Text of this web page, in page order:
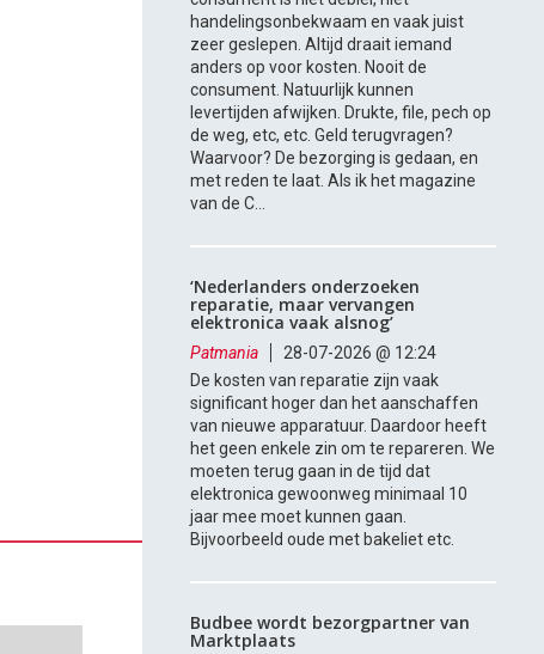
handelingsonbekwaam en vaak juist
zeer geslepen. Altijd draait iemand
anders op voor kosten. Nooit de
consument. Natuurlijk kunnen
levertijden afwijken. Drukte, file, pech op
de weg, etc, etc. Geld terugvragen?
Waarvoor? De bezorging is gedaan, en
met reden te laat. Als ik het magazine
van de C...
‘Nederlanders onderzoeken
reparatie, maar vervangen
elektronica vaak alsnog’
Patmania
28-07-2026 @ 12:24
De kosten van reparatie zijn vaak
significant hoger dan het aanschaffen
van nieuwe apparatuur. Daardoor heeft
het geen enkele zin om te repareren. We
moeten terug gaan in de tijd dat
elektronica gewoonweg minimaal 10
jaar mee moet kunnen gaan.
Bijvoorbeeld oude met bakeliet etc.
Budbee wordt bezorgpartner van
Marktplaats